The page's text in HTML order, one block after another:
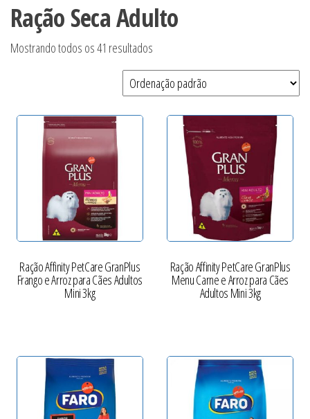
Ração Seca Adulto
Mostrando todos os 41 resultados
Ração Affinity PetCare GranPlus
Frango e Arroz para Cães Adultos
Mini 3kg
Ração Affinity PetCare GranPlus
Menu Carne e Arroz para Cães
Adultos Mini 3kg